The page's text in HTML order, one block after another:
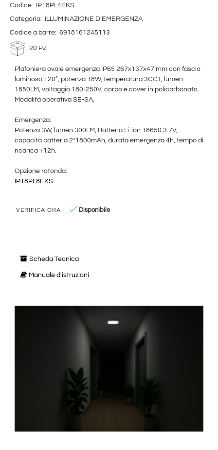
Codice: IP18PL4EKS
Categoria: ILLUMINAZIONE D'EMERGENZA
Codice a barre: 6918161245113
20 PZ
Plafoniera ovale emergenza IP65 267x137x47 mm con fascio
luminoso 120°, potenza 18W, temperatura 3CCT, lumen
1850LM, voltaggio 180-250V, corpo e cover in policarbonato.
Modalità operativa SE-SA.
Emergenza:
Potenza 3W, lumen 300LM, Batteria Li-ion 18650 3.7V,
capacità batteria 2*1800mAh, durata emergenza 4h, tempo di
ricarica +12h.
Opzione rotonda:
IP18PL8EKS
VERIFICA ORA Disponibile
Scheda Tecnica
Manuale d'istruzioni